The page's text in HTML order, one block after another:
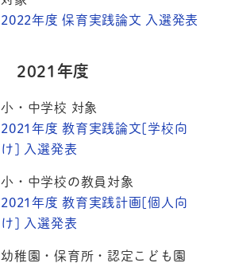
2022年度 保育実践論文 入選発表
2021年度
小・中学校 対象
2021年度 教育実践論文[学校向
け] 入選発表
小・中学校の教員対象
2021年度 教育実践計画[個人向
け] 入選発表
幼稚園・保育所・認定こども園